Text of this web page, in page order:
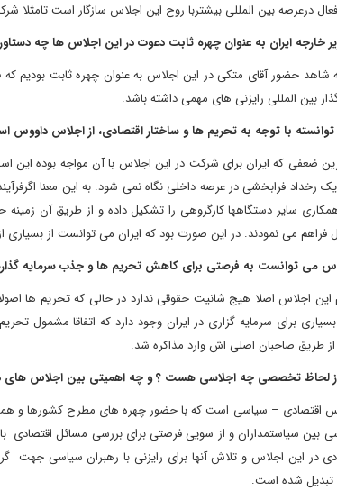
فعال درعرصه بین المللی بیشتربا روح این اجلاس سازگار است تامثلا
خارجه ایران به عنوان چهره ثابت دعوت در این اجلاس ها چه
شاهد حضور آقای متکی در این اجلاس به عنوان چهره ثابت بودیم
بین المللی رایزنی های مهمی داشته باشد.
توانسته با توجه به تحریم ها و ساختار اقتصادی، از اجلاس داووس
ضعفی که ایران برای شرکت در این اجلاس با آن مواجه بوده
رخداد فرابخشی در عرصه داخلی نگاه نمی شود. به این معنا
سایر دستگاهها کارگروهی را تشکیل داده و از طریق آن
فراهم می نمودند. در این صورت بود که ایران می توانست از بسیاری
می توانست به فرصتی برای کاهش تحریم ها و جذب سرمایه
این اجلاس اصلا هیج شانیت حقوقی ندارد در حالی که تحریم ها
برای سرمایه گزاری در ایران وجود دارد که اتفاقا مشمول
از طریق صاحبان اصلی اش وارد مذاکره شد.
لحاظ تخصصی چه اجلاسی هست ؟ و چه اهمیتی بین اجلاس های
اقتصادی – سیاسی است که با حضور چهره های مطرح کشورها و
بین سیاستمداران و از سویی فرصتی برای بررسی مسائل
در این اجلاس و تلاش آنها برای رایزنی با رهبران سیاسی
تبدیل شده است.